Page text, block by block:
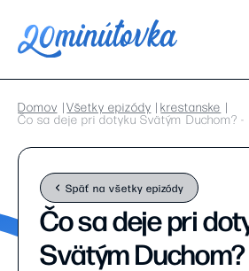
Domov Všetky epizódy
krestanske
Čo sa deje pri dotyku Svätým Duchom? -
Späť na všetky epizódy
Čo sa deje pri
Svätým